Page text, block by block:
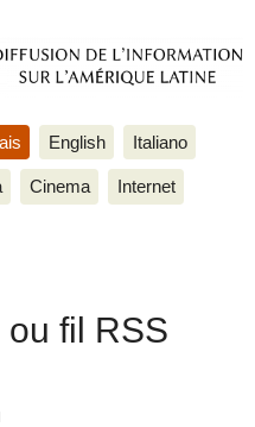
English Italiano
Cinema Internet
fil RSS